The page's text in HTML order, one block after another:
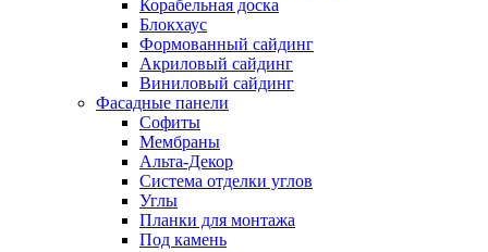
Корабельная доска
Блокхаус
Формованный сайдинг
Акриловый сайдинг
Виниловый сайдинг
Фасадные панели
Софиты
Мембраны
Альта-Декор
Система отделки углов
Углы
Планки для монтажа
Под камень